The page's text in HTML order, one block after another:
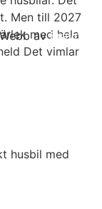
Men till 2027
med hela
Det vimlar
husbil med
avBravo